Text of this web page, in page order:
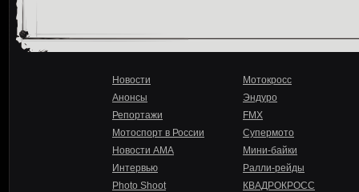
Новости
Анонсы
Репортажи
Мотоспорт в России
Новости AMA
Интервью
Photo Shoot
Мотокросс
Эндуро
FMX
Супермото
Мини-байки
Ралли-рейды
КВАДРОКРОСС